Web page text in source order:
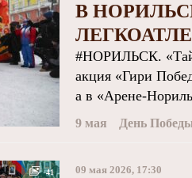
В
#НОРИЛЬСК.
акция «Гири
а в «Арене-
9 мая День
41 09 мая 2026, 17:30